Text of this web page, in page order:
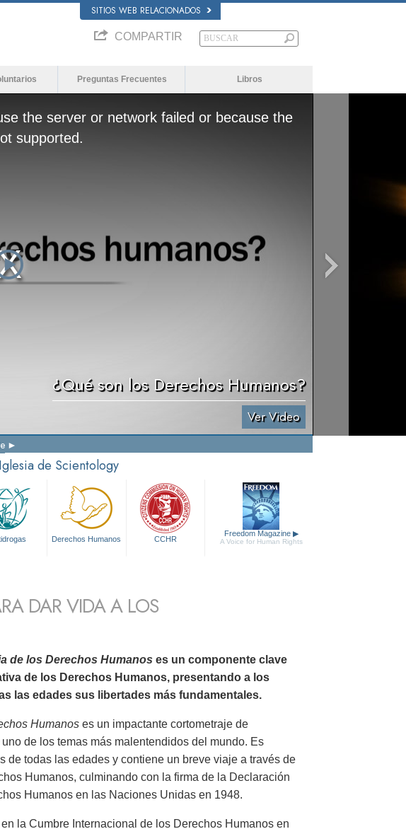
SITIOS WEB RELACIONADOS
COMPARTIR
Preguntas Frecuentes Libros
the server or network failed or because the
supported.
¿Qué son los Derechos Humanos?
Ver Video
de Scientology
Derechos Humanos CCHR
Freedom Magazine ▶
A Voice for Human Rights
DAR VIDA A LOS
de los Derechos Humanos es un componente clave
de los Derechos Humanos, presentando a los
las edades sus libertades más fundamentales.
Humanos es un impactante cortometraje de
de los temas más malentendidos del mundo. Es
de todas las edades y contiene un breve viaje a través de
Humanos, culminando con la firma de la Declaración
Humanos en las Naciones Unidas en 1948.
la Cumbre Internacional de los Derechos Humanos en